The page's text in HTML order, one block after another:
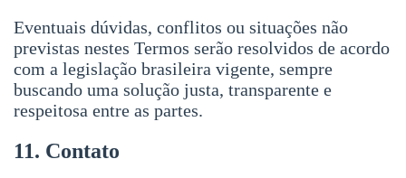
Eventuais dúvidas, conflitos ou situações não
previstas nestes Termos serão resolvidos de acordo
com a legislação brasileira vigente, sempre
buscando uma solução justa, transparente e
respeitosa entre as partes.
11. Contato